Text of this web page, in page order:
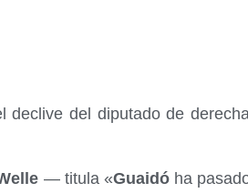
declive del diputado de
— titula «Guaidóha